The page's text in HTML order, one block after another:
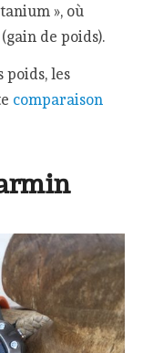
», où
de poids).
poids, les
comparaison